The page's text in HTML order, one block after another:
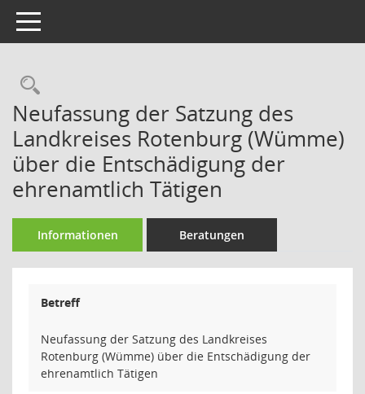
Toggle navigation
Rechercheauswahl
Neufassung der Satzung des
Landkreises Rotenburg (Wümme)
über die Entschädigung der
ehrenamtlich Tätigen
Informationen Beratungen
Betreff
Neufassung der Satzung des Landkreises
Rotenburg (Wümme) über die Entschädigung der
ehrenamtlich Tätigen